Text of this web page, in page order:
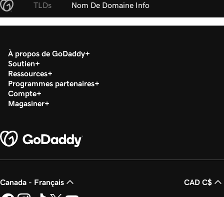
TLDs Nom De Domaine Info
À propos de GoDaddy
Soutien
Ressources
Programmes partenaires
Compte
Magasiner
Canada - Français CAD C$